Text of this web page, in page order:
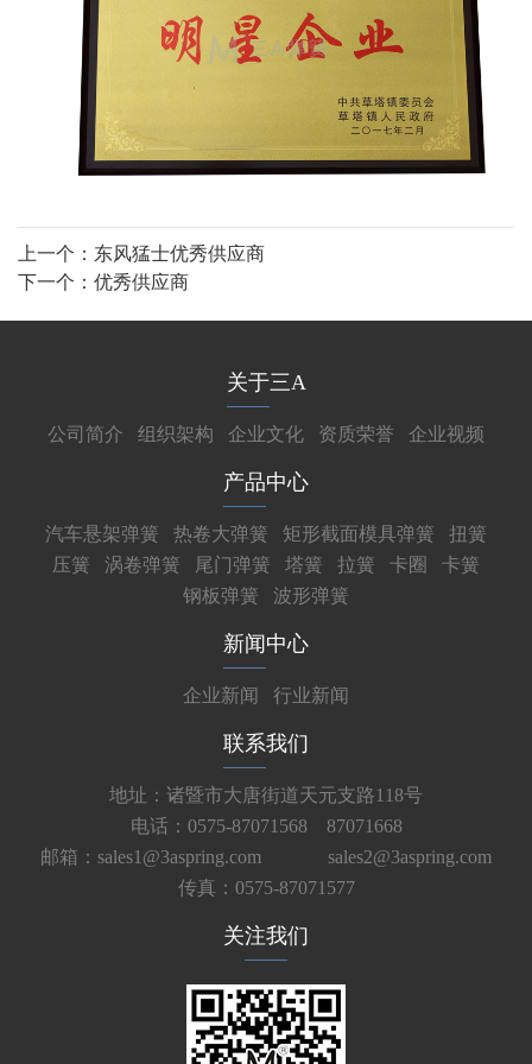
上一个： 东风猛士优秀供应商
下一个： 优秀供应商
关于三A
公司简介 组织架构 企业文化 资质荣誉 企业视频
产品中心
汽车悬架弹簧 热卷大弹簧 矩形截面模具弹簧
扭簧
压簧
涡卷弹簧 尾门弹簧 塔簧 拉簧 卡圈
卡簧
钢板弹簧
波形弹簧
新闻中心
企业新闻 行业新闻
联系我们
地址：诸暨市大唐街道天元支路118号
电话：0575-87071568 87071668
邮箱：sales1@3aspring.com
sales2@3aspring.com
传真：0575-87071577
关注我们